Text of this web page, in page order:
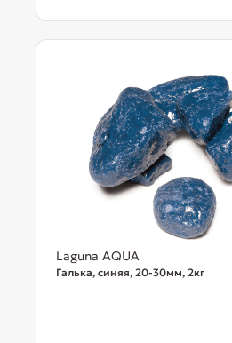
Laguna AQUA
Галька, синяя, 20-30мм, 2кг